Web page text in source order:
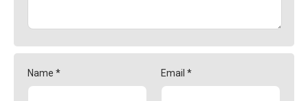
Name * Email *